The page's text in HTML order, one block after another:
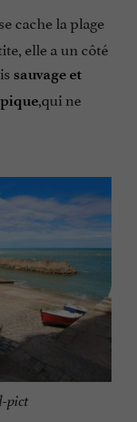
cache la plage
elle a un côté
sauvage et
,qui ne
pict